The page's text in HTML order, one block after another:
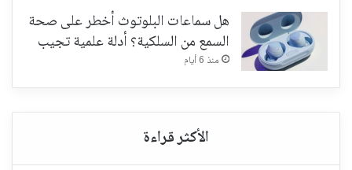
هل سماعات البلوتوث أخطر على صحة
السمع من السلكية؟ أدلة علمية تجيب
منذ 6 أيام